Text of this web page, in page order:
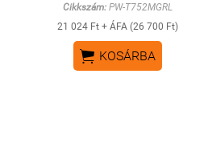
Cikkszám: PW-T752MGRL
21 024 Ft + ÁFA (26 700 Ft)
 KOSÁRBA